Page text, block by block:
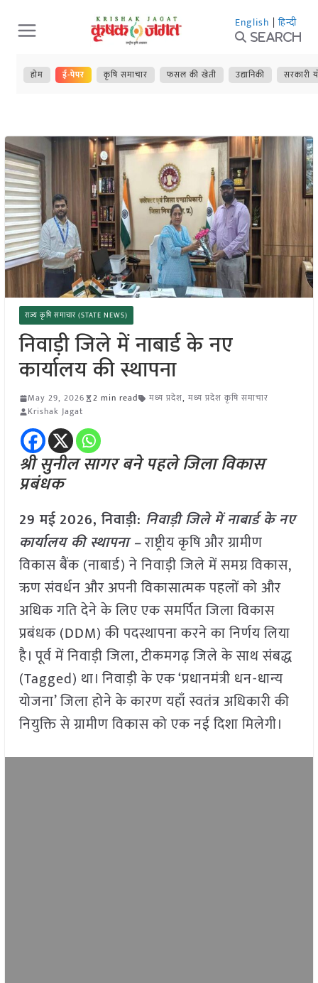
Skip
to
content
English | हिन्दी
Search
होम ई-पेपर कृषि समाचार फसल की खेती उद्यानिकी सरकारी
राज्य कृषि समाचार (STATE NEWS)
निवाड़ी जिले में नाबार्ड के नए
कार्यालय की स्थापना
May 29, 2026 2 min read मध्य प्रदेश, मध्य प्रदेश कृषि समाचार
Krishak Jagat
श्री सुनील सागर बने पहले जिला विकास
प्रबंधक
29 मई2026,निवाड़ी: निवाड़ी जिले में नाबार्ड के नए
कार्यालय की स्थापना –राष्ट्रीय कृषि और ग्रामीण
विकास बैंक (नाबार्ड) ने निवाड़ी जिले में समग्र विकास,
ऋण संवर्धन और अपनी विकासात्मक पहलों को और
अधिक गति देने के लिए एक समर्पित जिला विकास
प्रबंधक (DDM) की पदस्थापना करने का निर्णय लिया
है। पूर्व में निवाड़ी जिला, टीकमगढ़ जिले के साथ संबद्ध
(Tagged) था। निवाड़ी के एक ‘प्रधानमंत्री धन-धान्य
योजना’ जिला होने के कारण यहाँ स्वतंत्र अधिकारी की
नियुक्ति से ग्रामीण विकास को एक नई दिशा मिलेगी।